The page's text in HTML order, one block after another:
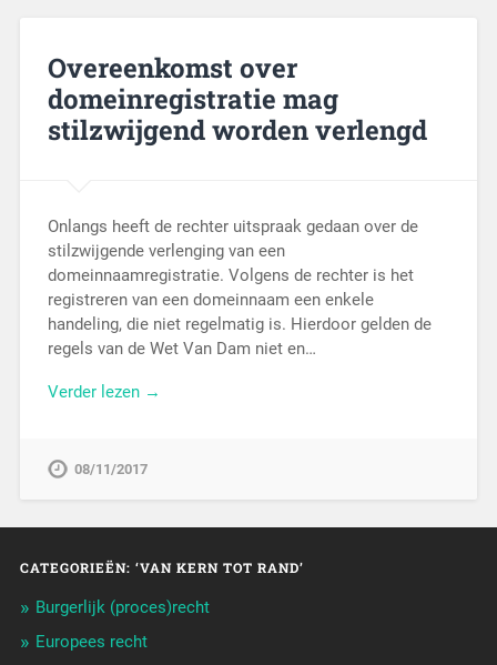
Overeenkomst over
domeinregistratie mag
stilzwijgend worden verlengd
Onlangs heeft de rechter uitspraak gedaan over de
stilzwijgende verlenging van een
domeinnaamregistratie. Volgens de rechter is het
registreren van een domeinnaam een enkele
handeling, die niet regelmatig is. Hierdoor gelden de
regels van de Wet Van Dam niet en…
Verder lezen →
08/11/2017
CATEGORIEËN: ‘VAN KERN TOT RAND’
Burgerlijk (proces)recht
Europees recht